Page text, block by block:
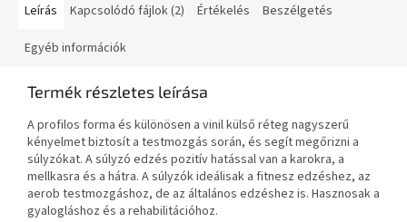
Leírás Kapcsolódó fájlok (2) Értékelés Beszélgetés
Egyéb információk
Termék részletes leírása
A profilos forma és különösen a vinil külső réteg nagyszerű
kényelmet biztosít a testmozgás során, és segít megőrizni a
súlyzókat. A súlyzó edzés pozitív hatással van a karokra, a
mellkasra és a hátra. A súlyzók ideálisak a fitnesz edzéshez, az
aerob testmozgáshoz, de az általános edzéshez is. Hasznosak a
gyalogláshoz és a rehabilitációhoz.